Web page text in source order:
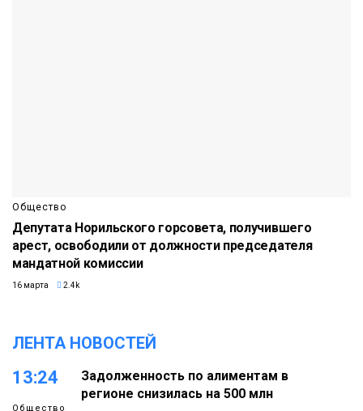
Общество
Депутата Норильского горсовета, получившего
арест, освободили от должности председателя
мандатной комиссии
16 марта 2.4k
ЛЕНТА НОВОСТЕЙ
13:24
Общество
Задолженность по алиментам в
регионе снизилась на 500 млн